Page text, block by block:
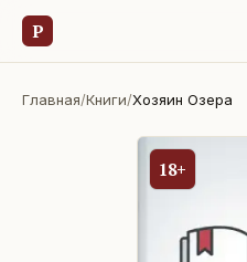
Р
Главная/Книги/Хозяин Озера
18+